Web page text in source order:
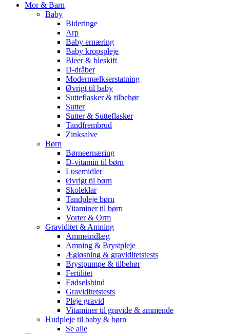
Mor & Barn
Baby
Bideringe
Arp
Baby ernæring
Baby kropspleje
Bleer & bleskift
D-dråber
Modermælkserstatning
Øvrigt til baby
Sutteflasker & tilbehør
Sutter
Sutter & Sutteflasker
Tandfrembrud
Zinksalve
Børn
Børneernæring
D-vitamin til børn
Lusemidler
Øvrigt til børn
Skoleklar
Tandpleje børn
Vitaminer til børn
Vorter & Orm
Graviditet & Amning
Ammeindlæg
Amning & Brystpleje
Ægløsning & graviditetstests
Brystpumpe & tilbehør
Fertilitet
Fødselsbind
Graviditetstests
Pleje gravid
Vitaminer til gravide & ammende
Hudpleje til baby & børn
Se alle